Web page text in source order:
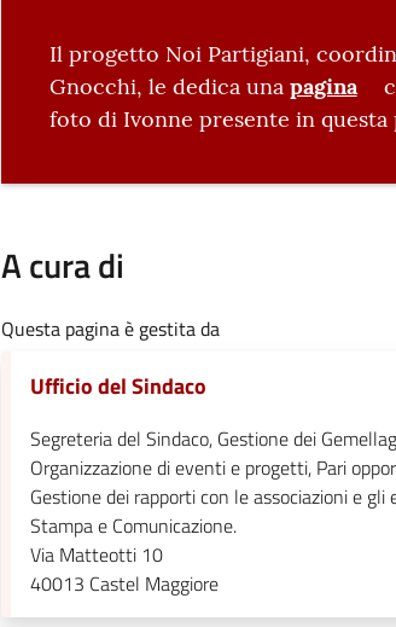
Il progetto Noi Partigiani,
Gnocchi, le dedica una pagina
foto di Ivonne presente in questa
A cura di
Questa pagina è gestita da
Ufficio del Sindaco
Segreteria del Sindaco, Gestione dei
Organizzazione di eventi e progetti, Pari
Gestione dei rapporti con le associazioni e gli
Stampa e Comunicazione.
Via Matteotti 10
40013 Castel Maggiore